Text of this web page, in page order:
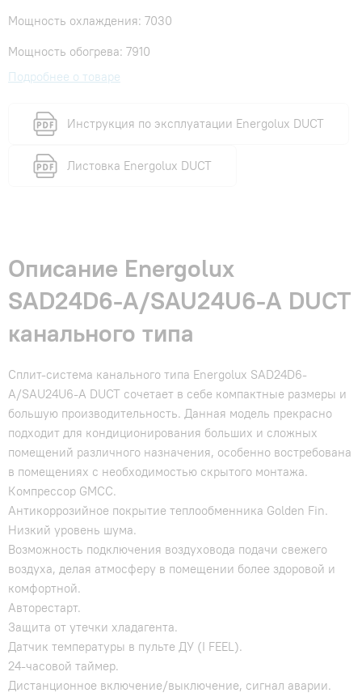
Мощность охлаждения: 7030
Мощность обогрева: 7910
Подробнее о товаре
Инструкция по эксплуатации Energolux DUCT
Листовка Energolux DUCT
Описание Energolux
SAD24D6-A/SAU24U6-A DUCT
канального типа
Сплит-система канального типа Energolux SAD24D6-
A/SAU24U6-A DUCT сочетает в себе компактные размеры и
большую производительность. Данная модель прекрасно
подходит для кондиционирования больших и сложных
помещений различного назначения, особенно востребована
в помещениях с необходимостью скрытого монтажа.
Компрессор GMCC.
Антикоррозийное покрытие теплообменника Golden Fin.
Низкий уровень шума.
Возможность подключения воздуховода подачи свежего
воздуха, делая атмосферу в помещении более здоровой и
комфортной.
Авторестарт.
Защита от утечки хладагента.
Датчик температуры в пульте ДУ (I FEEL).
24-часовой таймер.
Дистанционное включение/выключение, сигнал аварии.